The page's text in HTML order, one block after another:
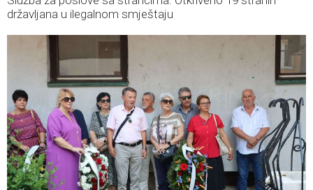
državljana u ilegalnom smještaju